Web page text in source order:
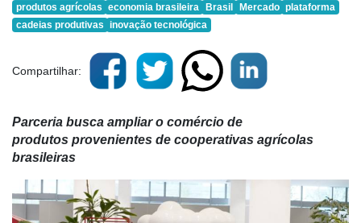
produtos agrícolas economia brasileira Brasil Mercado plataforma
cadeias produtivas inovação tecnológica
Compartilhar:
Parceria busca ampliar o comércio de
produtos provenientes de cooperativas agrícolas
brasileiras